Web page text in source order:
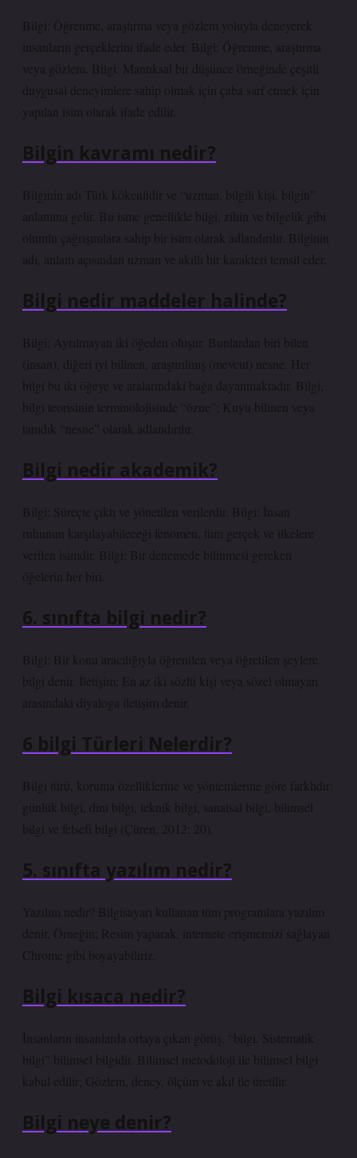
Bilgi: Öğrenme, araştırma veya gözlem yoluyla deneyerek
insanların gerçeklerini ifade eder. Bilgi: Öğrenme, araştırma
veya gözlem. Bilgi: Mantıksal bir düşünce örneğinde çeşitli
duygusal deneyimlere sahip olmak için çaba sarf etmek için
yapılan isim olarak ifade edilir.
Bilgin kavramı nedir?
Bilginin adı Türk kökenlidir ve “uzman, bilgili kişi, bilgin”
anlamına gelir. Bu isme genellikle bilgi, zihin ve bilgelik gibi
olumlu çağrışımlara sahip bir isim olarak adlandırılır. Bilginin
adı, anlam açısından uzman ve akıllı bir karakteri temsil eder.
Bilgi nedir maddeler halinde?
Bilgi; Ayrılmayan iki öğeden oluşur. Bunlardan biri bilen
(insan), diğeri iyi bilinen, araştırılmış (mevcut) nesne. Her
bilgi bu iki öğeye ve aralarındaki bağa dayanmaktadır. Bilgi,
bilgi teorisinin terminolojisinde “özne”; Kuyu bilinen veya
tanıdık “nesne” olarak adlandırılır.
Bilgi nedir akademik?
Bilgi: Süreçte çıktı ve yönetilen verilerdir. Bilgi: İnsan
ruhunun karşılayabileceği fenomen, tüm gerçek ve ilkelere
verilen isimdir. Bilgi: Bir denemede bilinmesi gereken
öğelerin her biri.
6. sınıfta bilgi nedir?
Bilgi: Bir konu aracılığıyla öğrenilen veya öğretilen şeylere
bilgi denir. İletişim: En az iki sözlü kişi veya sözel olmayan
arasındaki diyaloga iletişim denir.
6 bilgi Türleri Nelerdir?
Bilgi türü, koruma özelliklerine ve yöntemlerine göre farklıdır:
günlük bilgi, dini bilgi, teknik bilgi, sanatsal bilgi, bilimsel
bilgi ve felsefi bilgi (Çüren, 2012: 20).
5. sınıfta yazılım nedir?
Yazılım nedir? Bilgisayarı kullanan tüm programlara yazılım
denir. Örneğin; Resim yaparak, internete erişmemizi sağlayan
Chrome gibi boyayabiliriz.
Bilgi kısaca nedir?
İnsanların insanlarda ortaya çıkan görüş, “bilgi. Sistematik
bilgi” bilimsel bilgidir. Bilimsel metodoloji ile bilimsel bilgi
kabul edilir; Gözlem, deney, ölçüm ve akıl ile üretilir.
Bilgi neye denir?